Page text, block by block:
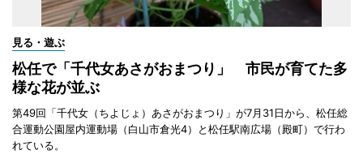
見る・遊ぶ
松任で「千代女あさがおまつり」 市民が育てた多
様な花が並ぶ
第49回「千代女（ちよじょ）あさがおまつり」が7月31日から、松任総
合運動公園屋内運動場（白山市倉光4）と松任駅南広場（殿町）で行わ
れている。